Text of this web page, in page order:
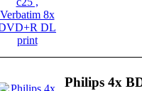
Philips 4x